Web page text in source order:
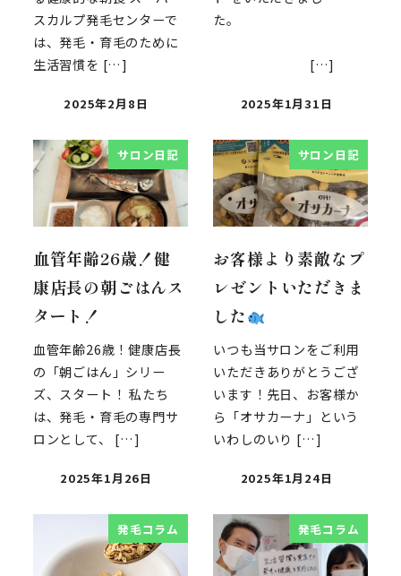
スカルプ発毛センターで
は、発毛・育毛のために
生活習慣を […]
2025年2月8日
た。
[…]
2025年1月31日
サロン日記
血管年齢26歳！健
康店長の朝ごはんス
タート！
血管年齢26歳！健康店長
の「朝ごはん」シリー
ズ、スタート！ 私たち
は、発毛・育毛の専門サ
ロンとして、 […]
2025年1月26日
サロン日記
お客様より素敵なプ
レゼントいただきま
した
いつも当サロンをご利用
いただきありがとうござ
います！先日、お客様か
ら「オサカーナ」という
いわしのいり […]
2025年1月24日
発毛コラム 発毛コラム